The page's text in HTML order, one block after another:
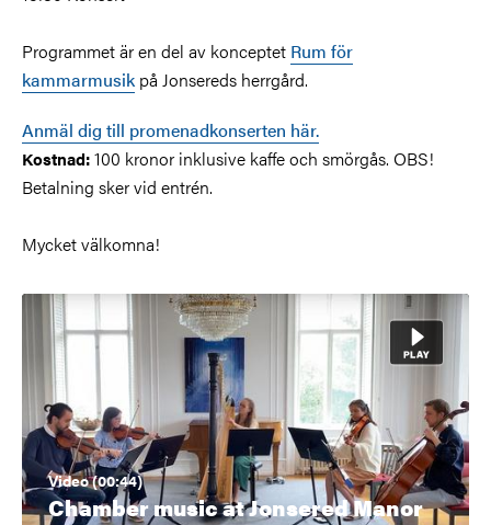
Programmet är en del av konceptet Rum för
kammarmusik på Jonsereds herrgård.
Anmäl dig till promenadkonserten här.
Kostnad:100 kronor inklusive kaffe och smörgås. OBS!
Betalning sker vid entrén.
Mycket välkomna!
Video (00:44)
Chamber music at Jonsered Manor